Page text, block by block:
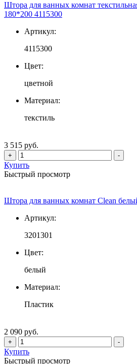
Штора для ванных комнат
180*200 4115300
Артикул:
4115300
Цвет:
цветной
Материал:
текстиль
3 515 руб.
+ -
Купить
Быстрый просмотр
Штора для ванных комнат Clean
Артикул:
3201301
Цвет:
белый
Материал:
Пластик
2 090 руб.
+ -
Купить
Быстрый просмотр